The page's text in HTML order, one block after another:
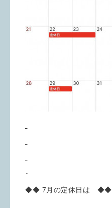
･
◆◆ 7月の定休日は ◆◆